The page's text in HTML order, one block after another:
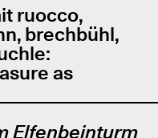
ruocco,
brechbühl,
as
Elfenbeinturm